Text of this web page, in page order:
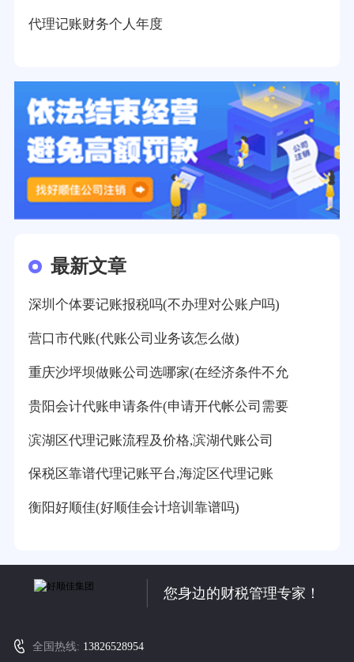
代理记账财务个人年度
最新文章
深圳个体要记账报税吗(不办理对公账户吗)
营口市代账(代账公司业务该怎么做)
重庆沙坪坝做账公司选哪家(在经济条件不允
贵阳会计代账申请条件(申请开代帐公司需要
滨湖区代理记账流程及价格,滨湖代账公司
保税区靠谱代理记账平台,海淀区代理记账
衡阳好顺佳(好顺佳会计培训靠谱吗)
您身边的财税管理专家！
全国热线: 13826528954